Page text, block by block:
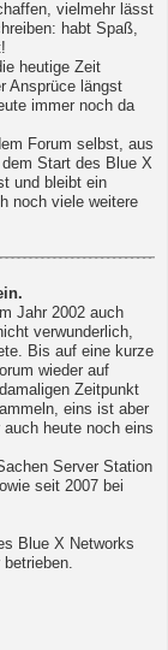
vielmehr lässt
habt Spaß,
heutige Zeit
Ansprüce längst
immer noch da
Forum selbst, aus
Start des Blue X
und bleibt ein
noch viele weitere
Jahr 2002 auch
verwunderlich,
Bis auf eine kurze
wieder auf
Zeitpunkt
eins ist aber
heute noch eins
Server Station
seit 2007 bei
Blue X Networks